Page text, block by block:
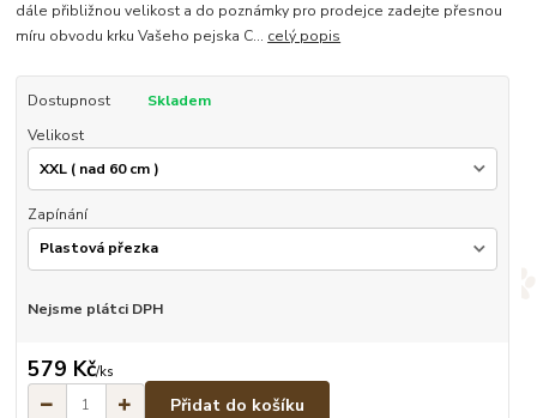
dále přibližnou velikost a do poznámky pro prodejce zadejte přesnou
míru obvodu krku Vašeho pejska C... celý popis
Dostupnost
Skladem
Velikost
Zapínání
Nejsme plátci DPH
579 Kč/ks
Přidat do košíku